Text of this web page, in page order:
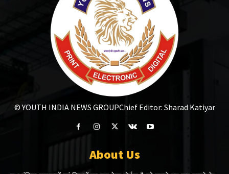
© YOUTH INDIA NEWS GROUPChief Editor: Sharad Katiyar
About Us